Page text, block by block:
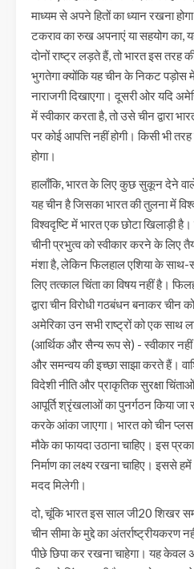
माध्यम से अपने हितों का ध्यान रखना
टकराव का रुख अपनाएं या सहयोग का,
दोनों राष्ट्र लड़ते हैं, तो भारत इस तरह की
भुगतेगा क्योंकि यह चीन के निकट पड़ोस
नाराजगी दिखाएगा। दूसरी ओर यदि
में स्वीकार करता है, तो उसे चीन द्वारा
पर कोई आपत्ति नहीं होगी। किसी भी
होगा।
हालाँकि, भारत के लिए कुछ सुकून देने
यह चीन है जिसका भारत की तुलना में
विश्वदृष्टि में भारत एक छोटा खिलाड़ी
चीनी प्रभुत्व को स्वीकार करने के लिए
मंशा है, लेकिन फिलहाल एशिया के
लिए तत्काल चिंता का विषय नहीं है।
द्वारा चीन विरोधी गठबंधन बनाकर
अमेरिका उन सभी राष्ट्रों को एक साथ
(आर्थिक और सैन्य रूप से) - स्वीकार
और समन्वय की इच्छा साझा करते हैं।
विदेशी नीति और प्राकृतिक सुरक्षा
आपूर्ति श्रृंखलाओं का पुनर्गठन किया जा
करके आंका जाएगा। भारत को चीन
मौके का फायदा उठाना चाहिए। इस
निर्माण का लक्ष्य रखना चाहिए। इससे
मदद मिलेगी।
दो, चूंकि भारत इस साल जी20 शिखर
चीन सीमा के मुद्दे का अंतर्राष्ट्रीयकरण
पीछे छिपा कर रखना चाहेगा। यह केवल